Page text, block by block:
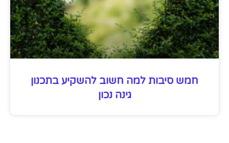
חמש סיבות למה חשוב להשקיע בתכנון
גינה נכון